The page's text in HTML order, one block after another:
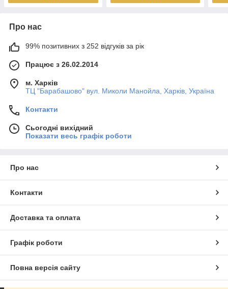
Про нас
99% позитивних з 252 відгуків за рік
Працює з 26.02.2014
м. Харків
ТЦ "Барабашово" вул. Миколи Манойла, Харків, Україна
Контакти
Сьогодні вихідний
Показати весь графік роботи
Про нас
Контакти
Доставка та оплата
Графік роботи
Повна версія сайту